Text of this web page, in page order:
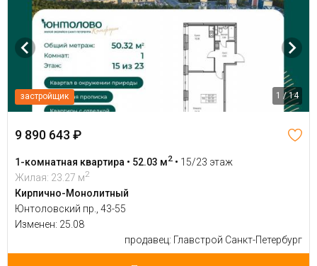
застройщик 1 / 14
9 890 643 ₽
1-комнатная квартира • 52.03 м2 • 15/23 этаж
Жилая: 23.27 м2
Кирпично-Монолитный
Юнтоловский пр., 43-55
Изменен: 25.08
продавец: Главстрой Санкт-Петербург